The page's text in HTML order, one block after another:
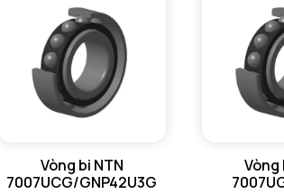
Da max
ra max -
Vòng bi NTN
7007UCG/GNP42U3G
Vòng